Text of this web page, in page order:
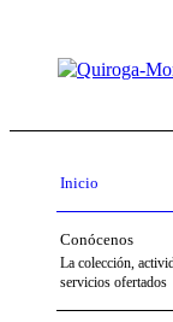
Inicio
Conócenos
La colección,
servicios ofertados